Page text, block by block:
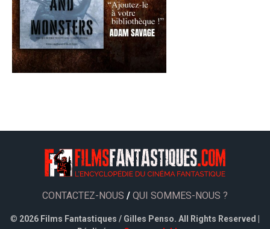
CONTACTEZ-NOUS / QUI SOMMES-NOUS ?
© 2026 Films Fantastiques / Gilles Penso. All Rights Reserved |